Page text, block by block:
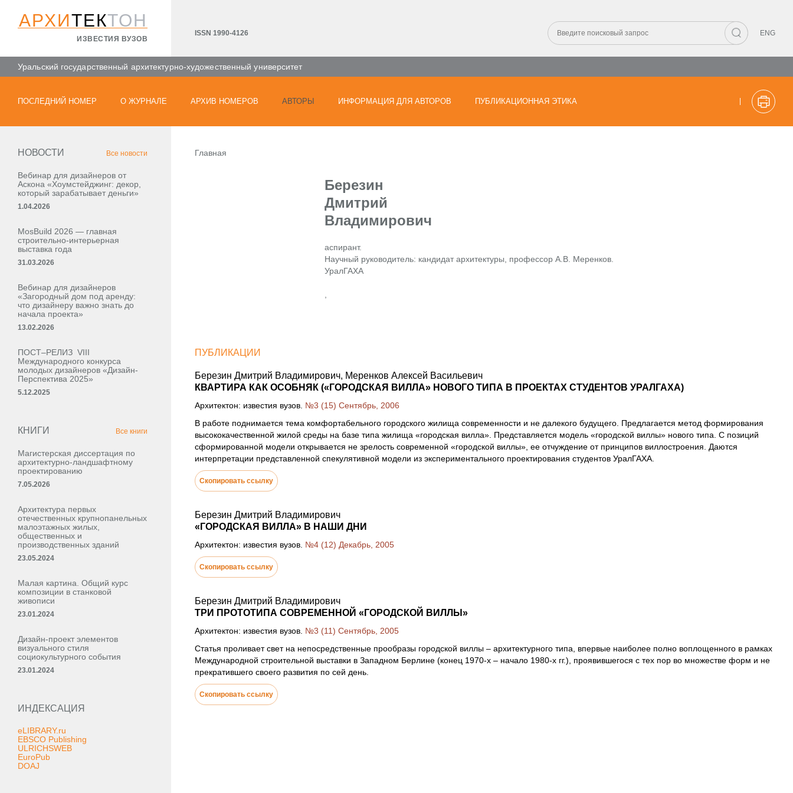
АРХИТЕКТОН
ИЗВЕСТИЯ ВУЗОВ
ISSN 1990-4126 ENG
Уральский государственный архитектурно-художественный университет
ПОСЛЕДНИЙ НОМЕР О ЖУРНАЛЕ АРХИВ НОМЕРОВ АВТОРЫ ИНФОРМАЦИЯ ДЛЯ АВТОРОВ ПУБЛИКАЦИОННАЯ ЭТИКА
НОВОСТИ Все новости
Вебинар для дизайнеров от
Аскона «Хоумстейджинг: декор,
который зарабатывает деньги»
1.04.2026
MosBuild 2026 — главная
строительно-интерьерная
выставка года
31.03.2026
Вебинар для дизайнеров
«Загородный дом под аренду:
что дизайнеру важно знать до
начала проекта»
13.02.2026
ПОСТ–РЕЛИЗ VIII
Международного конкурса
молодых дизайнеров «Дизайн-
Перспектива 2025»
5.12.2025
КНИГИ Все книги
Магистерская диссертация по
архитектурно-ландшафтному
проектированию
7.05.2026
Архитектура первых
отечественных крупнопанельных
малоэтажных жилых,
общественных и
производственных зданий
23.05.2024
Малая картина. Общий курс
композиции в станковой
живописи
23.01.2024
Дизайн-проект элементов
визуального стиля
социокультурного события
23.01.2024
ИНДЕКСАЦИЯ
eLIBRARY.ru
EBSCO Publishing
ULRICHSWEB
EuroPub
DOAJ
Главная
Березин
Дмитрий
Владимирович
аспирант.
Научный руководитель: кандидат архитектуры, профессор А.В. Меренков.
УралГАХА
ПУБЛИКАЦИИ
Березин Дмитрий Владимирович, Меренков Алексей Васильевич
КВАРТИРА КАК ОСОБНЯК («ГОРОДСКАЯ ВИЛЛА» НОВОГО ТИПА В ПРОЕКТАХ СТУДЕНТОВ УРАЛГАХА)
Архитектон: известия вузов. №3 (15) Сентябрь, 2006
В работе поднимается тема комфортабельного городского жилища современности и не далекого будущего. Предлагается метод формирования
высококачественной жилой среды на базе типа жилища «городская вилла». Представляется модель «городской виллы» нового типа. С позиций
сформированной модели открывается не зрелость современной «городской виллы», ее отчуждение от принципов виллостроения. Даются
интерпретации представленной спекулятивной модели из экспериментального проектирования студентов УралГАХА.
Скопировать ссылку
Березин Дмитрий Владимирович
«ГОРОДСКАЯ ВИЛЛА» В НАШИ ДНИ
Архитектон: известия вузов. №4 (12) Декабрь, 2005
Скопировать ссылку
Березин Дмитрий Владимирович
ТРИ ПРОТОТИПА СОВРЕМЕННОЙ «ГОРОДСКОЙ ВИЛЛЫ»
Архитектон: известия вузов. №3 (11) Сентябрь, 2005
Статья проливает свет на непосредственные прообразы городской виллы – архитектурного типа, впервые наиболее полно воплощенного в рамках
Международной строительной выставки в Западном Берлине (конец 1970-х – начало 1980-х гг.), проявившегося с тех пор во множестве форм и не
прекратившего своего развития по сей день.
Скопировать ссылку